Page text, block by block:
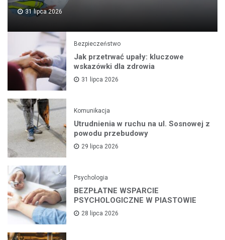
31 lipca 2026
Bezpieczeństwo
Jak przetrwać upały: kluczowe
wskazówki dla zdrowia
31 lipca 2026
Komunikacja
Utrudnienia w ruchu na ul. Sosnowej z
powodu przebudowy
29 lipca 2026
Psychologia
BEZPŁATNE WSPARCIE
PSYCHOLOGICZNE W PIASTOWIE
28 lipca 2026